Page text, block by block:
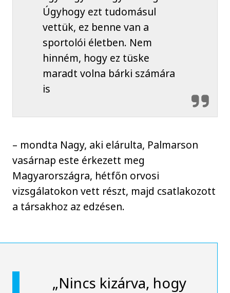
Úgyhogy ezt tudomásul
vettük, ez benne van a
sportolói életben. Nem
hinném, hogy ez tüske
maradt volna bárki számára
is
– mondta Nagy, aki elárulta, Palmarson
vasárnap este érkezett meg
Magyarországra, hétfőn orvosi
vizsgálatokon vett részt, majd csatlakozott
a társakhoz az edzésen.
„Nincs kizárva, hogy